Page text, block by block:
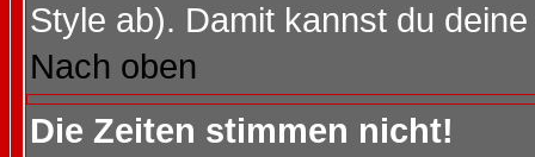
Style ab). Damit kannst du
Nach oben
Die Zeiten stimmen nicht!